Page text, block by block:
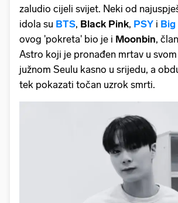
zaludio cijeli svijet. Neki od
idola su BTS, Black Pink, PSY i Big
ovog 'pokreta' bio je i Moonbin,
Astro koji je pronađen mrtav u
južnom Seulu kasno u srijedu, a
tek pokazati točan uzrok smrti.